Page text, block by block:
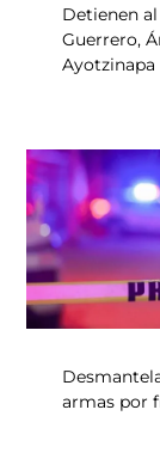
Detienen
Guerrero,
Ayotzinapa
armas por